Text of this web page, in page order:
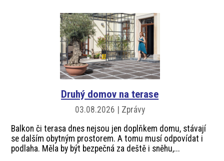
Druhý domov na terase
03.08.2026 | Zprávy
Balkon či terasa dnes nejsou jen doplňkem domu, stávají
se dalším obytným prostorem. A tomu musí odpovídat i
podlaha. Měla by být bezpečná za deště i sněhu,...